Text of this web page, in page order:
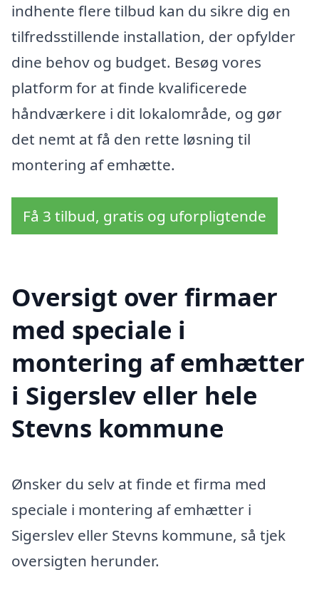
indhente flere tilbud kan du sikre dig en
tilfredsstillende installation, der opfylder
dine behov og budget. Besøg vores
platform for at finde kvalificerede
håndværkere i dit lokalområde, og gør
det nemt at få den rette løsning til
montering af emhætte.
Få 3 tilbud, gratis og uforpligtende
Oversigt over firmaer
med speciale i
montering af emhætter
i Sigerslev eller hele
Stevns kommune
Ønsker du selv at finde et firma med
speciale i montering af emhætter i
Sigerslev eller Stevns kommune, så tjek
oversigten herunder.